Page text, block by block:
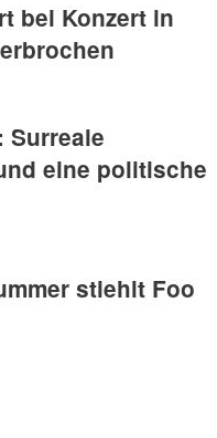
bei Konzert in
Surreale
eine politische
stiehlt Foo